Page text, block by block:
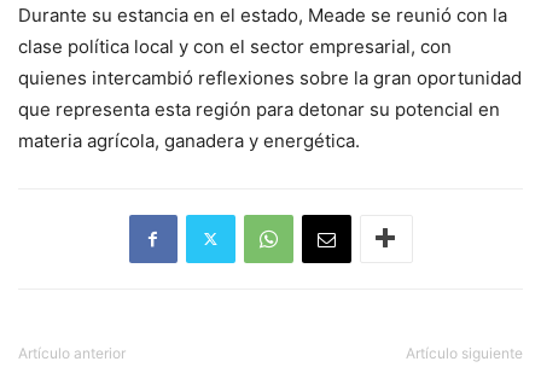
Durante su estancia en el estado, Meade se reunió con la
clase política local y con el sector empresarial, con
quienes intercambió reflexiones sobre la gran oportunidad
que representa esta región para detonar su potencial en
materia agrícola, ganadera y energética.
Artículo anterior Artículo siguiente